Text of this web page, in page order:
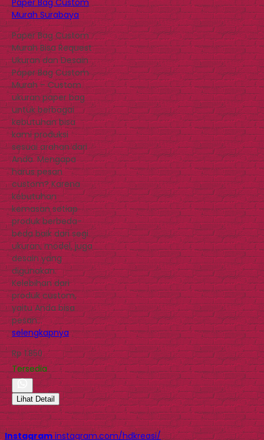
Murah Surabaya
Paper Bag Custom
Murah Bisa Request
Ukuran dan Desain
Paper Bag Custom
Murah – Custom
ukuran paper bag
untuk berbagai
kebutuhan bisa
kami produksi
sesuai arahan dari
Anda. Mengapa
harus pesan
custom? Karena
kebutuhan
kemasan setiap
produk berbeda-
beda baik dari segi
ukuran, model, juga
desain yang
digunakan.
Kelebihan dari
produk custom,
yaitu Anda bisa
pesan…
selengkapnya
Rp 1.850
Tersedia
Lihat Detail
Instagram instagram.com/hdkreasi/